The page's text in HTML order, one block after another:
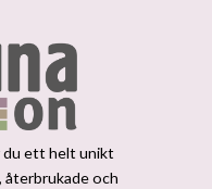
du ett helt unikt
återbrukade och